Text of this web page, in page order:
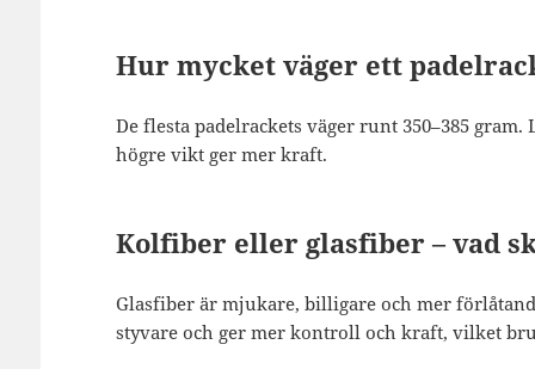
Hur mycket väger ett
De flesta padelrackets väger runt 350–385
högre vikt ger mer kraft.
Kolfiber eller glasfiber – vad
Glasfiber är mjukare, billigare och mer
styvare och ger mer kontroll och kraft, vilket